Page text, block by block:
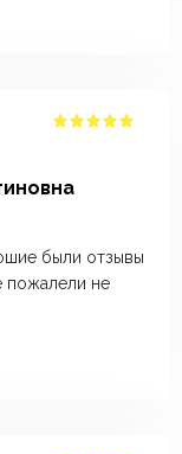
были отзывы
пожалели не